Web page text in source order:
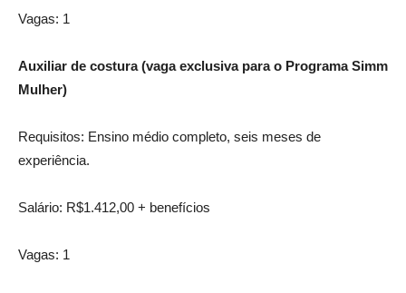
Vagas: 1
Auxiliar de costura (vaga exclusiva para o Programa Simm
Mulher)
Requisitos: Ensino médio completo, seis meses de
experiência.
Salário: R$1.412,00 + benefícios
Vagas: 1